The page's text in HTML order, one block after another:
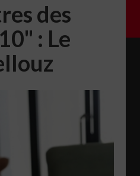
des
: Le